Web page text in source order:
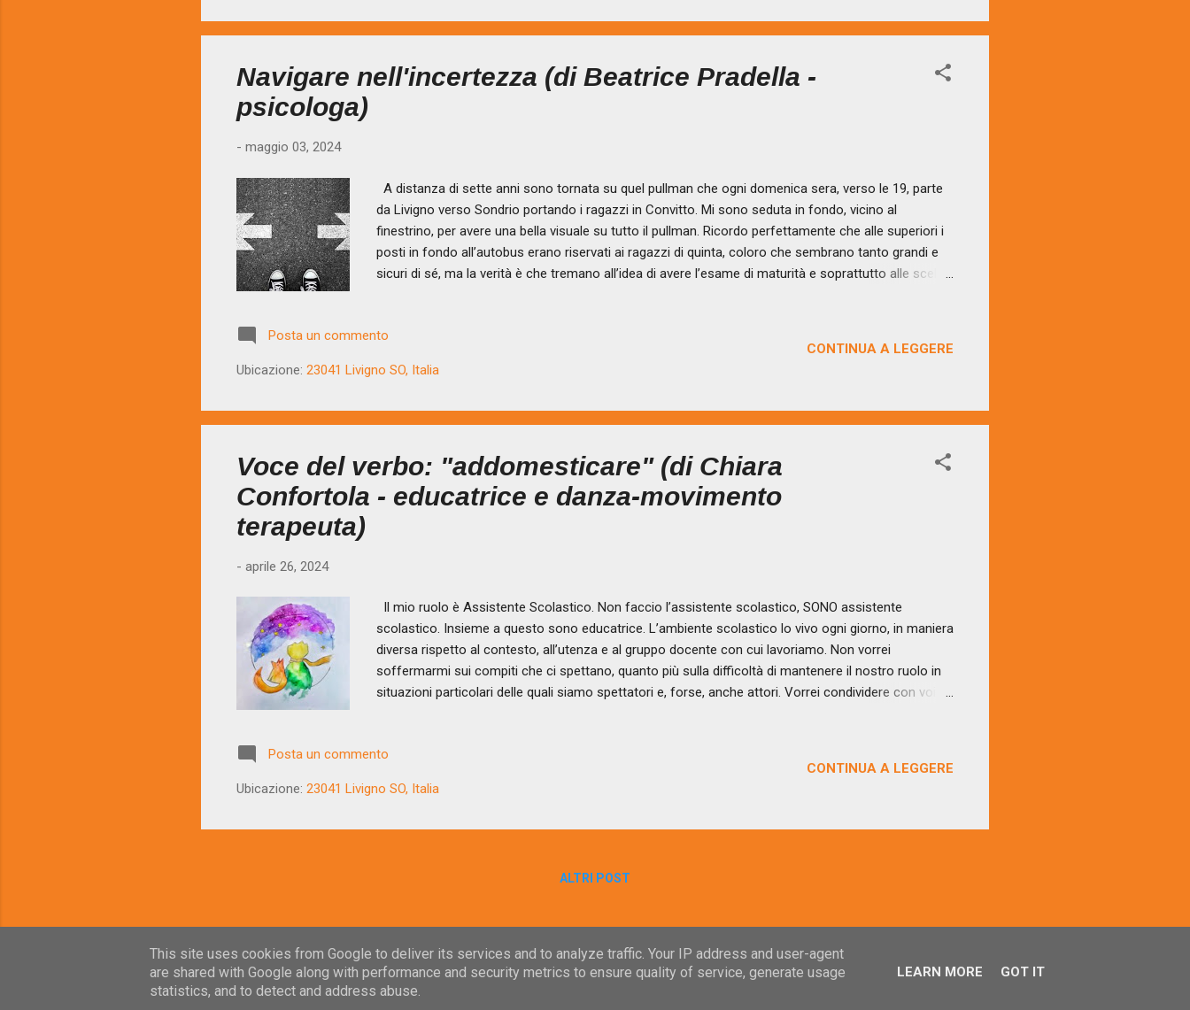
Navigare nell'incertezza (di Beatrice Pradella -
psicologa)
- maggio 03, 2024
A distanza di sette anni sono tornata su quel pullman che ogni domenica sera, verso le 19, parte
da Livigno verso Sondrio portando i ragazzi in Convitto. Mi sono seduta in fondo, vicino al
finestrino, per avere una bella visuale su tutto il pullman. Ricordo perfettamente che alle superiori i
posti in fondo all’autobus erano riservati ai ragazzi di quinta, coloro che sembrano tanto grandi e
sicuri di sé, ma la verità è che tremano all’idea di avere l’esame di maturità e soprattutto alle scelte
particolarmente evidente, chi con un'espressione imbronciata. Si salutavano tra di loro e si
sistemavano con cura ognuno al proprio posto (a volte si è abitudinari anche nei posti a sedere). Il
tempo di scambiarsi due parole con i propri vicini su come fosse andato il fine settimana all’Open
Posta un commento
Ubicazione: 23041 Livigno SO, Italia
CONTINUA A LEGGERE
Voce del verbo: "addomesticare" (di Chiara
Confortola - educatrice e danza-movimento
terapeuta)
- aprile 26, 2024
Il mio ruolo è Assistente Scolastico. Non faccio l’assistente scolastico, SONO assistente
scolastico. Insieme a questo sono educatrice. L’ambiente scolastico lo vivo ogni giorno, in maniera
diversa rispetto al contesto, all’utenza e al gruppo docente con cui lavoriamo. Non vorrei
soffermarmi sui compiti che ci spettano, quanto più sulla difficoltà di mantenere il nostro ruolo in
situazioni particolari delle quali siamo spettatori e, forse, anche attori. Vorrei condividere con voi un
bello esprimere questo sentire. Viene richiamata per tornare al suo posto, seduta nel cerchio. Le
lacrime scivolano sul suo viso. L’insegnante lo nota e con un tono di voce deciso le dice: «Smettila
di piangere, non serve a nulla, non ce n’è proprio bisogno!». Io sono dubbiosa, chiudo per pochi
Posta un commento
Ubicazione: 23041 Livigno SO, Italia
CONTINUA A LEGGERE
ALTRI POST
Gli spunti del venerdì
This site uses cookies from Google to deliver its services and to analyze traffic. Your IP address and user-agent
are shared with Google along with performance and security metrics to ensure quality of service, generate usage
statistics, and to detect and address abuse.
LEARN MORE GOT IT